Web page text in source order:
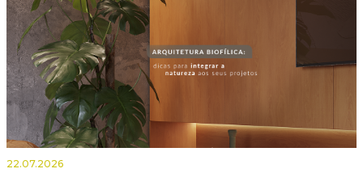
22.07.2026